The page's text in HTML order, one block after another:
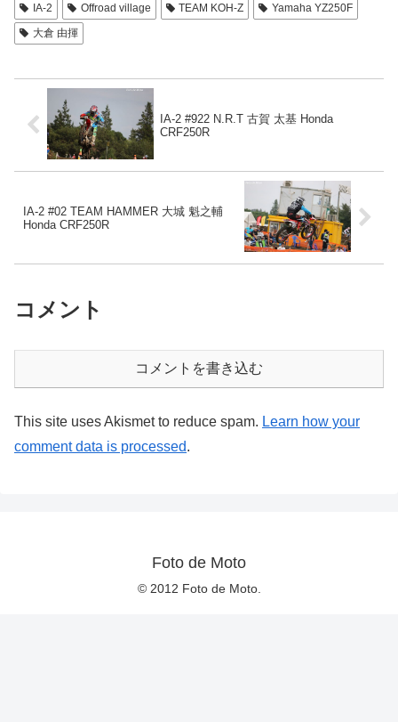
IA-2 Offroad village TEAM KOH-Z
Yamaha YZ250F
大倉 由揮
IA-2 #922 N.R.T 古賀 太基 Honda
CRF250R
IA-2 #02 TEAM HAMMER 大城 魁之輔
Honda CRF250R
コメント
コメントを書き込む
This site uses Akismet to reduce spam. Learn how your
comment data is processed.
Foto de Moto
© 2012 Foto de Moto.